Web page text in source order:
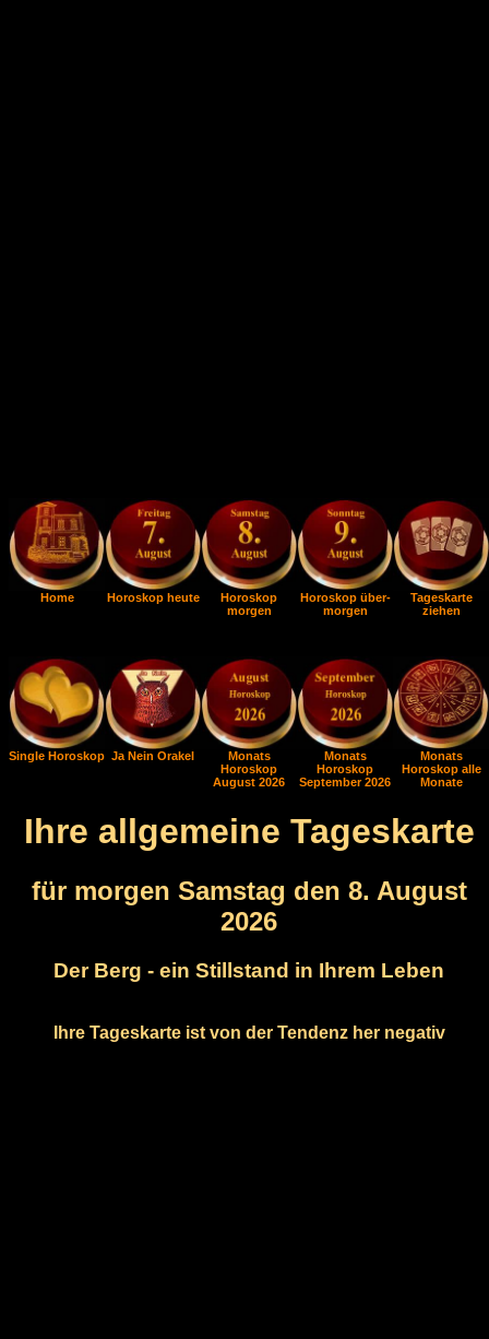
Home Horoskop heute
Horoskop
morgen
Horoskop über-
morgen
Tageskarte
ziehen
Single Horoskop Ja Nein Orakel
Monats
Horoskop
August 2026
Monats
Horoskop
September 2026
Monats
Horoskop alle
Monate
Ihre allgemeine Tageskarte
für morgen Samstag den 8. August
2026
Der Berg - ein Stillstand in Ihrem Leben
Ihre Tageskarte ist von der Tendenz her negativ